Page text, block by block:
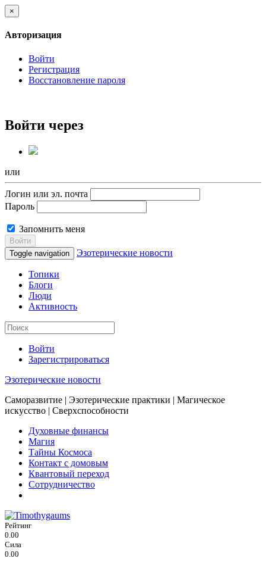
×
Авторизация
Войти
Регистрация
Восстановление пароля
Войти через
или
Логин или эл. почта
Пароль
Запомнить меня
Войти
Toggle navigation
Эзотерические новости
Топики
Блоги
Люди
Активность
Войти
Зарегистрироваться
Эзотерические новости
Саморазвитие | Эзотерические практики | Магическое
искусство | Сверхспособности
Духовные финансы
Магия
Тайны Космоса
Контакт с домовым
Квантовый переход
Сотрудничество
Рейтинг
0.00
Сила
0.00